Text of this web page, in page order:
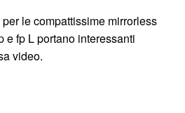
le compattissime mirrorless
e fp L portano interessanti
video.